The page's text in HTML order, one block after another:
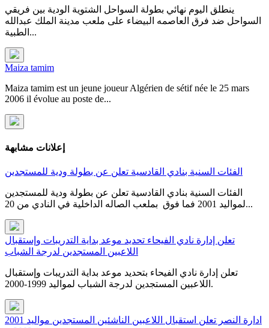
ينطلق اليوم نهائي بطولة السواحل الشتوية الودية بين فريقي
السواحل ضد فرق العاصمه البيضاء على ملعب مدينة الملك عبدالله
الطبية...
Maiza tamim
Maiza tamim est un jeune joueur Algérien de sétif née le 25 mars
2006 il évolue au poste de...
إعلانات مشابهة
الفئات السنية بنادي القادسية تعلن عن بطولة ودية للمستجدين
الفئات السنية بنادي القادسية تعلن عن بطولة ودية للمستجدين
لمواليد 2001 فما فوق بملعب الصاله الداخلية في النادي من 20...
تعلن إدارة نادي الفيحاء تحديد موعد بداية التدريبات وإستقبال
اللاعبين المستجدين لدرجة الشباب
تعلن إدارة نادي الفيحاء بتحديد موعد بداية التدريبات وإستقبال
اللاعبين المستجدين لدرجة الشباب لمواليد 1999-2000.
ادارة النصر تعلن استقبال اللاعبين الناشئين المستجدين مواليد 2001